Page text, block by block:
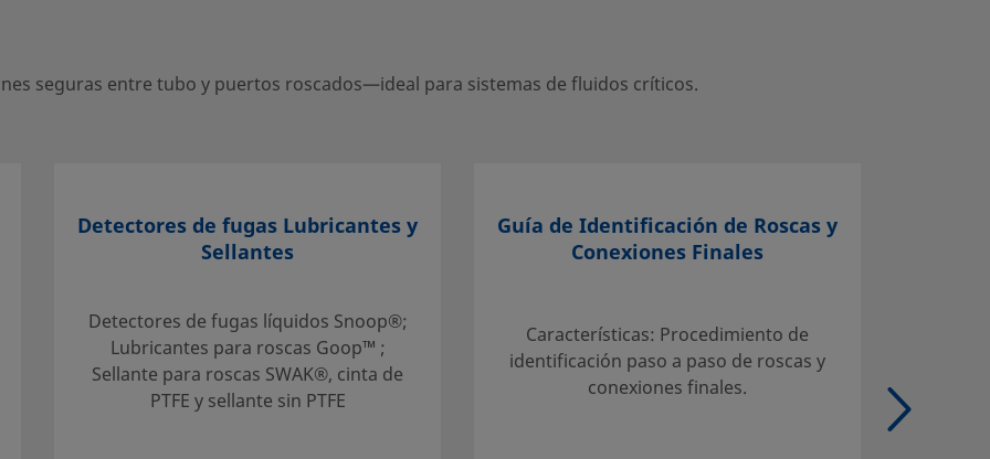
técnica
un producto,
conseguir un
seguras entre tubo y puertos roscados—ideal para sistemas de fluidos críticos.
Detectores de fugas Lubricantes y
Sellantes
Detectores de fugas líquidos Snoop®;
Lubricantes para roscas Goop™ ;
Sellante para roscas SWAK®, cinta de
PTFE y sellante sin PTFE
Guía de Identificación de Roscas y
Conexiones Finales
Características: Procedimiento de
identificación paso a paso de roscas y
conexiones finales.